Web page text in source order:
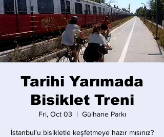
Tarihi Yarımada
Bisiklet Treni
Fri, Oct 03
  |
Gülhane Parkı
İstanbul'u bisikletle keşfetmeye hazır mısınız?